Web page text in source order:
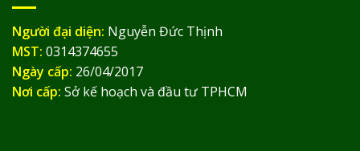
Người đại diện: Nguyễn Đức Thịnh
MST: 0314374655
Ngày cấp: 26/04/2017
Nơi cấp: Sở kế hoạch và đầu tư TPHCM